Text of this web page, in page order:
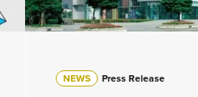
NEWS Press Release